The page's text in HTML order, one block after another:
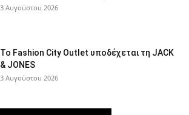
3 Αυγούστου 2026
Το Fashion City Outlet υποδέχεται τη JACK
& JONES
3 Αυγούστου 2026